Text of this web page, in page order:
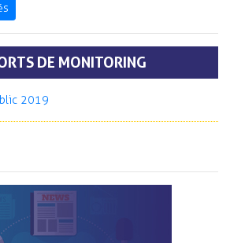
DE MONITORING
2019